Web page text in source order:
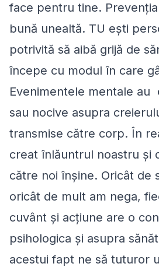
face pentru tine.
bună unealtă. TU eşti
potrivită să aibă grijă de
începe cu modul în care
Evenimentele mentale au
sau nocive asupra
transmise către corp. În
creat înlăuntrul noastru şi
către noi înşine. Oricât de
oricât de mult am nega,
cuvânt şi acţiune are o
psihologica şi asupra
acestui fapt ne să tuturor